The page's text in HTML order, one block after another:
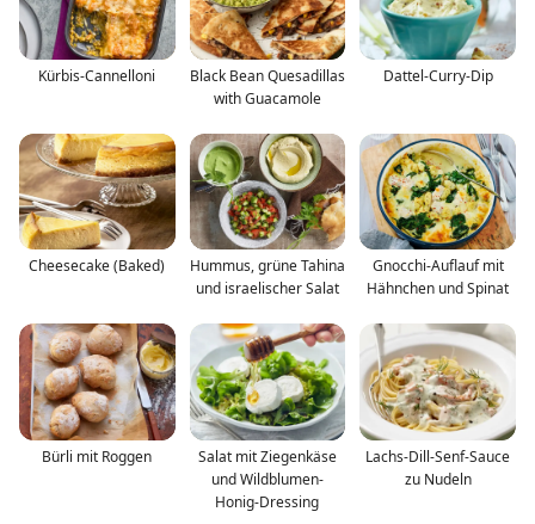
Kürbis-Cannelloni
Black Bean Quesadillas
with Guacamole
Dattel-Curry-Dip
Cheesecake (Baked)
Hummus, grüne Tahina
und israelischer Salat
Gnocchi-Auflauf mit
Hähnchen und Spinat
Bürli mit Roggen
Salat mit Ziegenkäse
und Wildblumen-
Honig-Dressing
Lachs-Dill-Senf-Sauce
zu Nudeln